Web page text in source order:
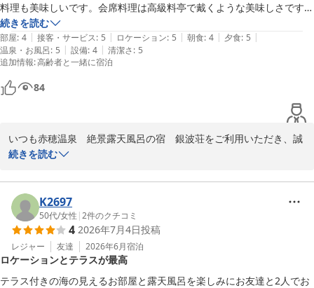
またいつか、季節を変えてお迎えできる日を楽しみにしておりま
す。
お忙しい中、貴重なご意見をお寄せいただきありがとうございまし
た。
赤穂温泉 絶景露天風呂の宿 銀波荘
料理も美味しいです。会席料理は高級料亭で戴くような美味しさです。
何を食べても上品なお味です。しめの釜飯がまた絶品です。
お風呂も良いです。前面に海を見ながらいただくお風呂は贅沢この上な
いです。
またホテルのスタッフさんの笑顔と細やかなお心遣いは、本当に癒され
ます。
何度でも泊まりたいお宿です。
続きを読む
部屋: 4 | 接客・サービス: 5 | ロケーション: 5 | 朝食: 4 | 夕食: 5 |
温泉・お風呂: 5 | 設備: 4 | 清潔さ: 5
追加情報:高齢者と一緒に宿泊
84
いつも赤穂温泉　絶景露天風呂の宿　銀波荘をご利用いただき、誠
にありがとうございます。
ロビーからの景色やお食事、そして温泉と、当館での滞在を心から
楽しんでいただけたご様子を伺い、大変嬉しく拝読いたしました。
特に会席料理や釜飯についてのお言葉は、調理場にとっても大きな
励みとなります。
またお越しいただいた際に、心からリラックスしていただけるよ
う、スタッフ一同これからも努めてまいります。
続きを読む
K2697
50代/女性 |2件のクチコミ
4 2026年7月4日投稿
レジャー 友達 2026年6月宿泊
ロケーションとテラスが最高
テラス付きの海の見えるお部屋と露天風呂を楽しみにお友達と2人でお